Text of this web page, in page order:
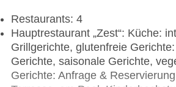
Restaurants: 4
Hauptrestaurant „Zest“: Küche:
Grillgerichte, glutenfreie
Gerichte, saisonale Gerichte,
Gerichte: Anfrage &